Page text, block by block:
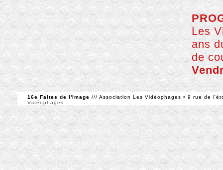
Les
ans
de
16e Faites de l'Image /// Association Les Vidéophages • 9 rue de
Vidéophages